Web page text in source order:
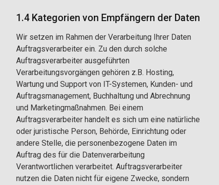
1.4 Kategorien von Empfängern der Daten
Wir setzen im Rahmen der Verarbeitung Ihrer Daten
Auftragsverarbeiter ein. Zu den durch solche
Auftragsverarbeiter ausgeführten
Verarbeitungsvorgängen gehören z.B. Hosting,
Wartung und Support von IT-Systemen, Kunden- und
Auftragsmanagement, Buchhaltung und Abrechnung
und Marketingmaßnahmen. Bei einem
Auftragsverarbeiter handelt es sich um eine natürliche
oder juristische Person, Behörde, Einrichtung oder
andere Stelle, die personenbezogene Daten im
Auftrag des für die Datenverarbeitung
Verantwortlichen verarbeitet. Auftragsverarbeiter
nutzen die Daten nicht für eigene Zwecke, sondern